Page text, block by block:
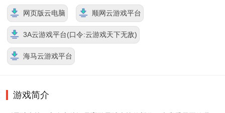
网页版云电脑 顺网云游戏平台
3A云游戏平台(口令:云游戏天下无敌)
海马云游戏平台
游戏简介